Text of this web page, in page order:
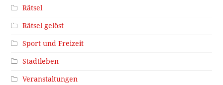
Rätsel
Rätsel gelöst
Sport und Freizeit
Stadtleben
Veranstaltungen